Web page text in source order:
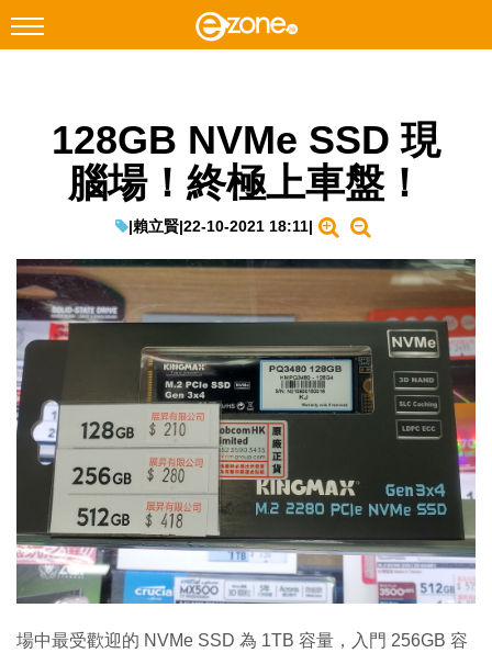
Facebook Instagram
科技焦點
遊戲動漫
教學評測
EduTech
IT Times
生成式AI與雲端應用
Enterprise Digital Transformation
128GB NVMe SSD 現
腦場！終極上車盤！
|賴立賢|22-10-2021 18:11|
場中最受歡迎的 NVMe SSD 為 1TB 容量，入門 256GB 容